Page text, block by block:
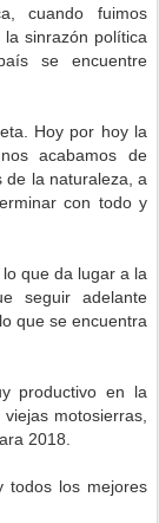
cuando fuimos
sinrazón política
se encuentre
Hoy por hoy la
acabamos de
de la naturaleza, a
con todo y
que da lugar a la
seguir adelante
que se encuentra
productivo en la
motosierras,
2018.
todos los mejores